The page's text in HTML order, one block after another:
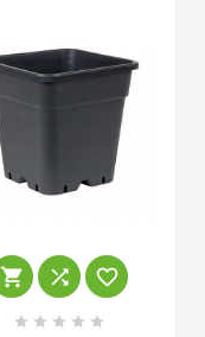
  
    